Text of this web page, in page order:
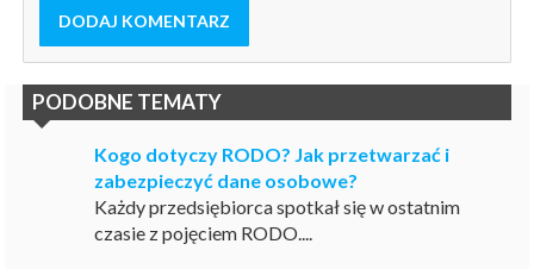
DODAJ KOMENTARZ
PODOBNE TEMATY
Kogo dotyczy RODO? Jak przetwarzać i
zabezpieczyć dane osobowe?
Każdy przedsiębiorca spotkał się w ostatnim
czasie z pojęciem RODO....